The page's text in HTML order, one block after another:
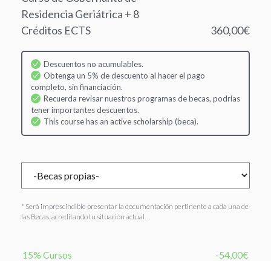
Residencia Geriátrica + 8
Créditos ECTS
360,00€
Descuentos no acumulables.
Obtenga un 5% de descuento al hacer el pago
completo, sin financiación.
Recuerda revisar nuestros programas de becas, podrías
tener importantes descuentos.
This course has an active scholarship (beca).
* Será imprescindible presentar la documentación pertinente a cada una de
las Becas, acreditando tu situación actual.
15% Cursos -54,00€